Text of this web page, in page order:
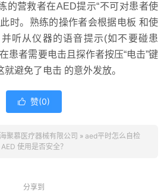
的营救者在AED提示“不可对患者使
时。熟练的操作者会根据电板 和使
听从仪器的语音提示(如不要碰患
患者需要电击且探作者按压“电击”键
避免了电击 的意外发放。
 赞(0)
聚慕医疗器械有限公司 » aed平时怎么自检
AED 使用是否安全？
分享到